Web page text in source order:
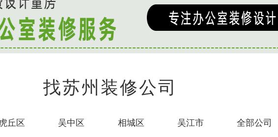
找苏州装修公司
丘区 吴中区 相城区 吴江市 全部公司